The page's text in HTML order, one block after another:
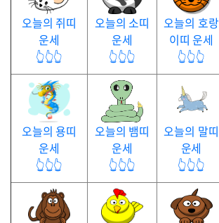
오늘의 쥐띠
운세
👆👆👆
오늘의 소띠
운세
👆👆👆
오늘의 호랑
이띠 운세
👆👆👆
오늘의 용띠
운세
👆👆👆
오늘의 뱀띠
운세
👆👆👆
오늘의 말띠
운세
👆👆👆